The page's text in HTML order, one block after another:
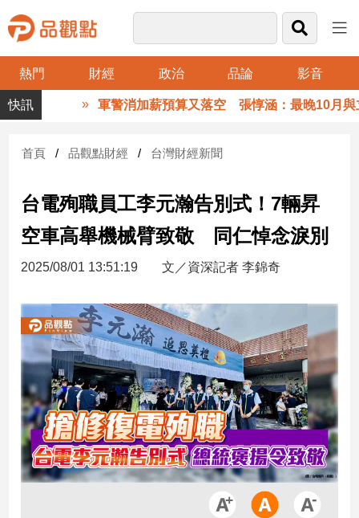
熱門 財經 政治 品論 影音
品
觀
財
台
灣
財
新
產
經/
市
房
地
產
品
軍警消加薪預算又落空 張惇涵：最晚10月與立法
首頁 品觀點財經 台灣財經新聞
台電殉職員工李元瀚告別式！7輛昇
空車高舉機械臂致敬 同仁悼念淚別
2025/08/01 13:51:19 文／資深記者 李錦奇